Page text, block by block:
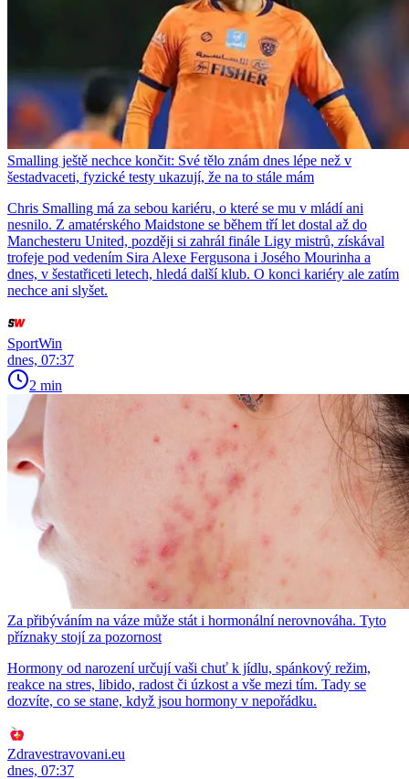
Smalling ještě nechce končit: Své tělo znám dnes lépe než v
šestadvaceti, fyzické testy ukazují, že na to stále mám
Chris Smalling má za sebou kariéru, o které se mu v mládí ani
nesnilo. Z amatérského Maidstone se během tří let dostal až do
Manchesteru United, později si zahrál finále Ligy mistrů, získával
trofeje pod vedením Sira Alexe Fergusona i Josého Mourinha a
dnes, v šestatřiceti letech, hledá další klub. O konci kariéry ale zatím
nechce ani slyšet.
SportWin
dnes, 07:37
2 min
Za přibýváním na váze může stát i hormonální nerovnováha. Tyto
příznaky stojí za pozornost
Hormony od narození určují vaši chuť k jídlu, spánkový režim,
reakce na stres, libido, radost či úzkost a vše mezi tím. Tady se
dozvíte, co se stane, když jsou hormony v nepořádku.
Zdravestravovani.eu
dnes, 07:37